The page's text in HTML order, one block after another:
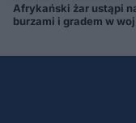
Afrykański żar ustąpi
burzami i gradem w